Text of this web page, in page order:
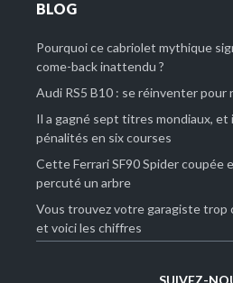
BLOG
Pourquoi ce cabriolet mythique
come-back inattendu ?
Audi RS5 B10 : se réinventer pour
Il a gagné sept titres mondiaux, et
pénalités en six courses
Cette Ferrari SF90 Spider coupée
percuté un arbre
Vous trouvez votre garagiste trop
et voici les chiffres
SUIVEZ-